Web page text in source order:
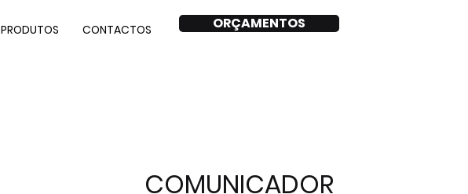
PRODUTOS CONTACTOS ORÇAMENTOS
COMUNICADOR